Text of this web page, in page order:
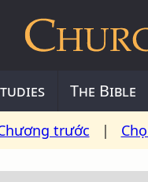
The Bible
trước |